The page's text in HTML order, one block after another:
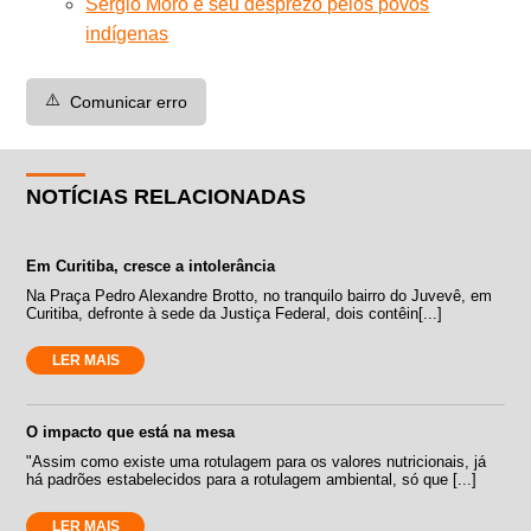
indígenas
⚠️ Comunicar erro
NOTÍCIAS RELACIONADAS
Em Curitiba, cresce a intolerância
Na Praça Pedro Alexandre Brotto, no tranquilo bairro do Juvevê, em
Curitiba, defronte à sede da Justiça Federal, dois contêin[...]
LER MAIS
O impacto que está na mesa
"Assim como existe uma rotulagem para os valores nutricionais, já
há padrões estabelecidos para a rotulagem ambiental, só que [...]
LER MAIS